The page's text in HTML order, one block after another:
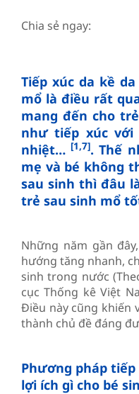
Chia sẻ ngay:
Tiếp xúc da kề
mổ là điều rất
mang đến cho
như tiếp xúc
nhiệt… [1,7]. Thế
mẹ và bé không
sau sinh thì đâu
trẻ sau sinh mổ
Những năm gần
hướng tăng nhanh,
sinh trong nước
cục Thống kê Việt
Điều này cũng khiến
thành chủ đề đáng
Phương pháp
lợi ích gì cho bé